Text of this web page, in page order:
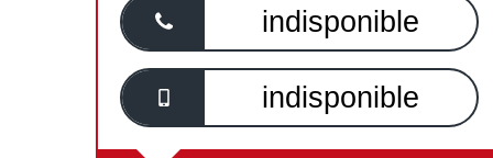
indisponible
indisponible